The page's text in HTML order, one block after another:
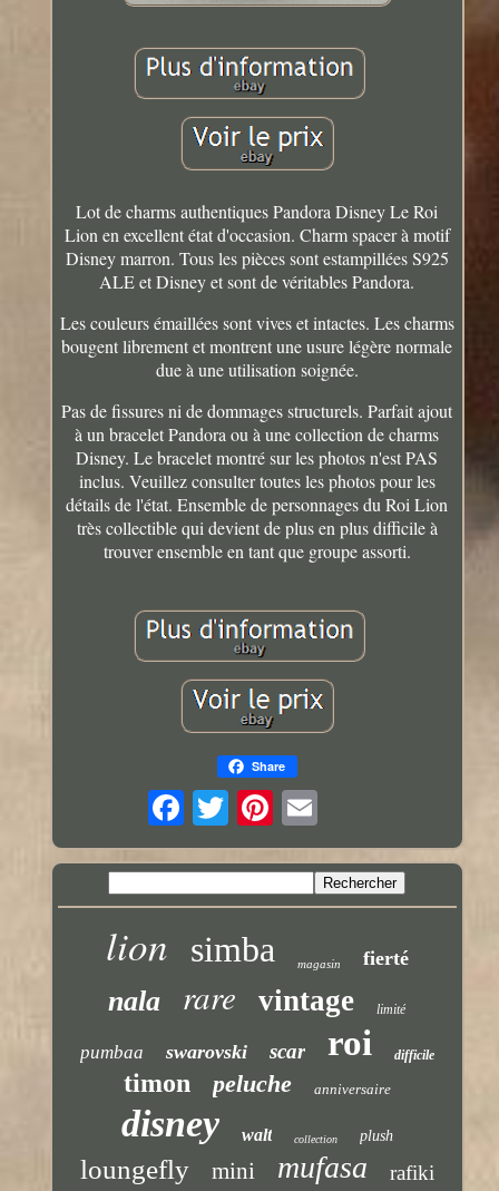
Lot de charms authentiques Pandora Disney Le Roi
Lion en excellent état d'occasion. Charm spacer à motif
Disney marron. Tous les pièces sont estampillées S925
ALE et Disney et sont de véritables Pandora.
Les couleurs émaillées sont vives et intactes. Les charms
bougent librement et montrent une usure légère normale
due à une utilisation soignée.
Pas de fissures ni de dommages structurels. Parfait ajout
à un bracelet Pandora ou à une collection de charms
Disney. Le bracelet montré sur les photos n'est PAS
inclus. Veuillez consulter toutes les photos pour les
détails de l'état. Ensemble de personnages du Roi Lion
très collectible qui devient de plus en plus difficile à
trouver ensemble en tant que groupe assorti.
Share
lion simba magasin fierté
nala rare vintage limité
pumbaa swarovski scar roi difficile
timon peluche anniversaire
disney walt collection plush
loungefly mini mufasa rafiki